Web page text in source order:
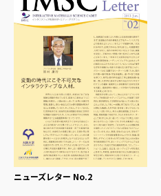
ニューズレター No.2